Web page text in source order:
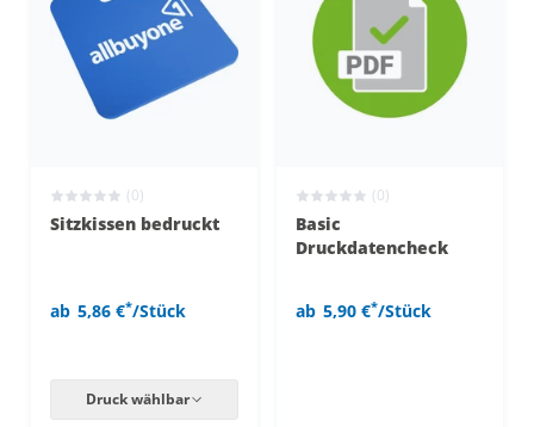
(0)
Sitzkissen bedruckt
ab 5,86 €*/Stück
Druck wählbar
(0)
Basic
Druckdatencheck
ab 5,90 €*/Stück